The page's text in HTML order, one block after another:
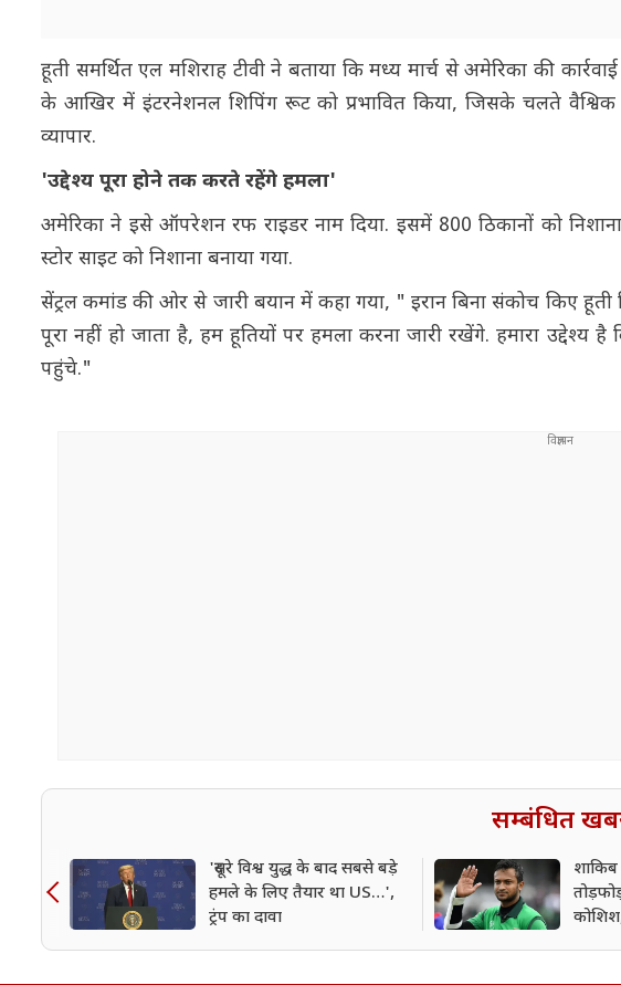
हूती समर्थित एल मशिराह टीवी ने बताया कि मध्य मार्च से अमेरिका की
के आखिर में इंटरनेशनल शिपिंग रूट को प्रभावित किया, जिसके चलते वैश्विक
व्यापार.
'उद्देश्य पूरा होने तक करते रहेंगे हमला'
अमेरिका ने इसे ऑपरेशन रफ राइडर नाम दिया. इसमें 800 ठिकानों को
स्टोर साइट को निशाना बनाया गया.
सेंट्रल कमांड की ओर से जारी बयान में कहा गया, " इरान बिना संकोच किए हूती
पूरा नहीं हो जाता है, हम हूतियों पर हमला करना जारी रखेंगे. हमारा
पहुंचे."
सम्बंधित
'दूसरे विश्व युद्ध के बाद सबसे बड़े
हमले के लिए तैयार था US…',
ट्रंप का दावा